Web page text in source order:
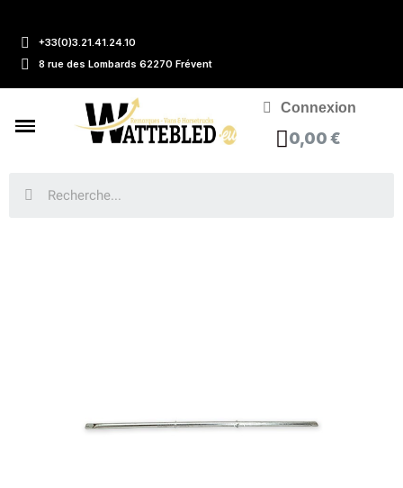
+33(0)3.21.41.24.10
8 rue des Lombards 62270 Frévent
Connexion
0,00 €